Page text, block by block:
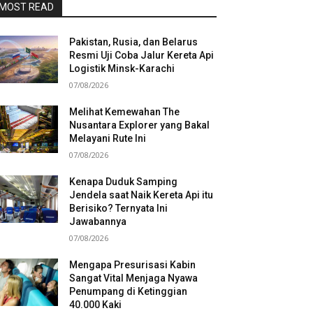
READ
Pakistan, Rusia, dan Belarus
Resmi Uji Coba Jalur Kereta Api
Logistik Minsk-Karachi
07/08/2026
Melihat Kemewahan The
Nusantara Explorer yang Bakal
Melayani Rute Ini
07/08/2026
Kenapa Duduk Samping
Jendela saat Naik Kereta Api itu
Berisiko? Ternyata Ini
Jawabannya
07/08/2026
Mengapa Presurisasi Kabin
Sangat Vital Menjaga Nyawa
Penumpang di Ketinggian
40.000 Kaki